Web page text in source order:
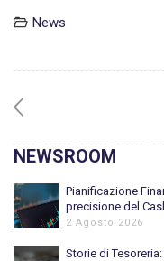
News
NEWSROOM
Pianificazione
precisione del
2 Agosto 2026
Storie di